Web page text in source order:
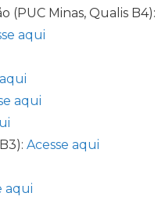
(PUC Minas, Qualis B4):
aqui
aqui
Acesse aqui
aqui